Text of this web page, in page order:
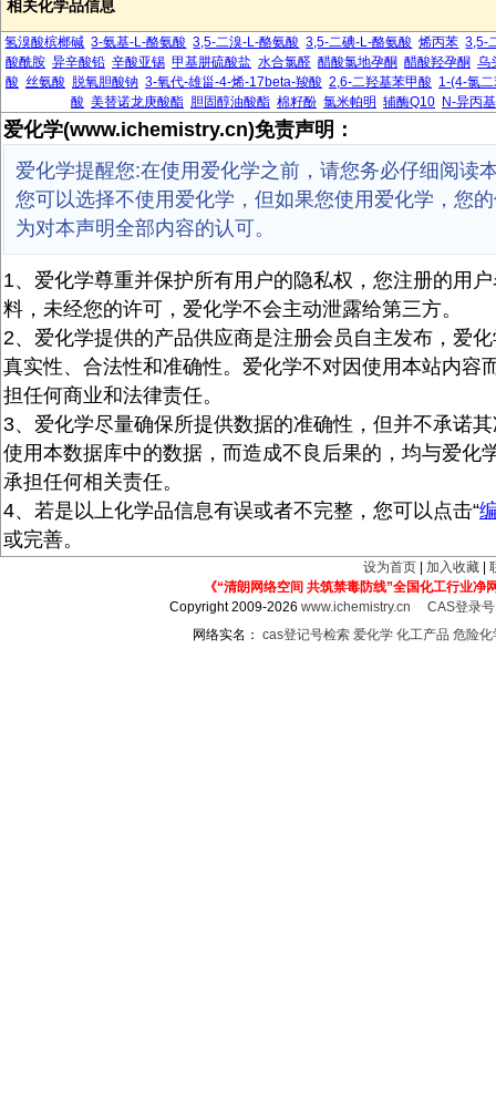
相关化学品信息
氢溴酸槟榔碱 3-氨基-L-酪氨酸 3,5-二溴-L-酪氨酸 3,5-二碘-L-酪氨酸 烯丙苯 3,5-
酸酰胺 异辛酸铅 辛酸亚锡 甲基肼硫酸盐 水合氯醛 醋酸氯地孕酮 醋酸羟孕酮 乌
酸 丝氨酸 脱氧胆酸钠 3-氧代-雄甾-4-烯-17beta-羧酸 2,6-二羟基苯甲酸 1-(4-氯
酸 美替诺龙庚酸酯 胆固醇油酸酯 棉籽酚 氯米帕明 辅酶Q10 N-异丙
爱化学(www.ichemistry.cn)免责声明：
爱化学提醒您:在使用爱化学之前，请您务必仔细阅读
您可以选择不使用爱化学，但如果您使用爱化学，您
为对本声明全部内容的认可。
1、爱化学尊重并保护所有用户的隐私权，您注册的用
料，未经您的许可，爱化学不会主动泄露给第三方。
2、爱化学提供的产品供应商是注册会员自主发布，爱
真实性、合法性和准确性。爱化学不对因使用本站内容
担任何商业和法律责任。
3、爱化学尽量确保所提供数据的准确性，但并不承诺
使用本数据库中的数据，而造成不良后果的，均与爱化
承担任何相关责任。
4、若是以上化学品信息有误或者不完整，您可以点击“
或完善。
设为首页 加入收藏
《“清朗网络空间 共筑禁毒防线”全国化工行业净
Copyright 2009-2026www.ichemistry.cn
CAS登录
网络实名： cas登记号检索 爱化学 化工产品 危险化